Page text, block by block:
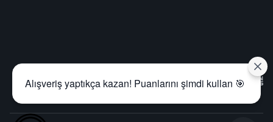
Alışveriş yaptıkça kazan! Puanlarını şimdi kullan 🎯